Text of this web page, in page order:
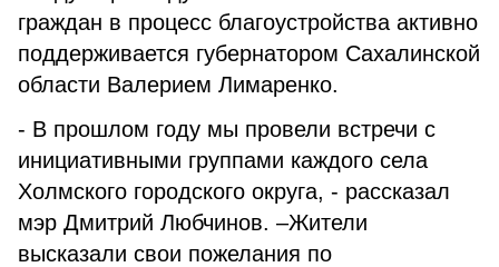
граждан в процесс благоустройства активно
поддерживается губернатором Сахалинской
области Валерием Лимаренко.
- В прошлом году мы провели встречи с
инициативными группами каждого села
Холмского городского округа, - рассказал
мэр Дмитрий Любчинов. –Жители
высказали свои пожелания по